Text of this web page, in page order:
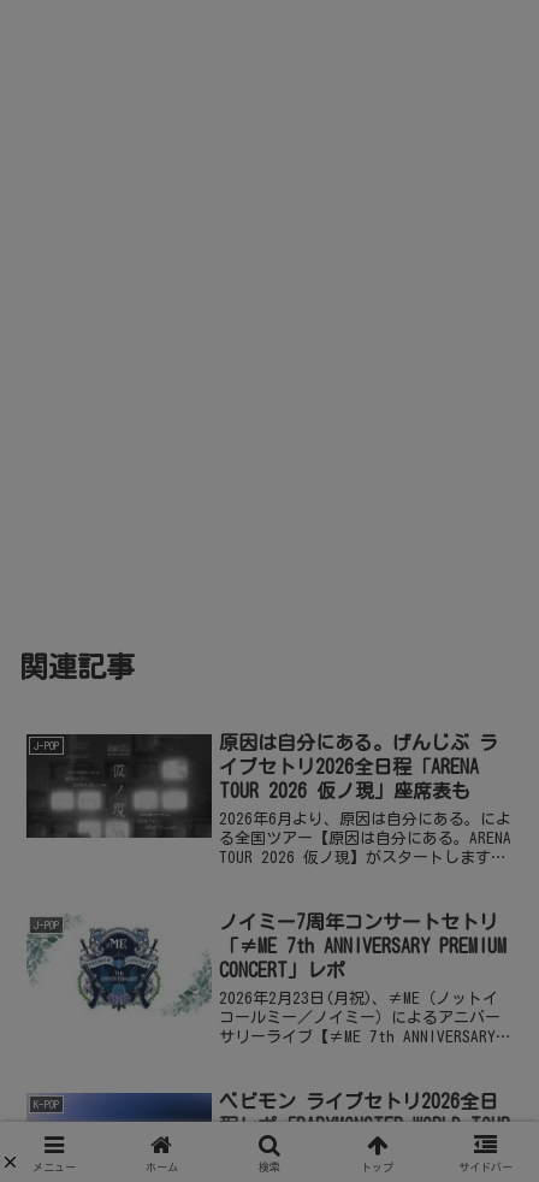
関連記事
J-POP
原因は自分にある。げんじぶ ラ
イブセトリ2026全日程「ARENA
TOUR 2026 仮ノ現」座席表も
2026年6月より、原因は自分にある。によ
る全国ツアー【原因は自分にある。ARENA
TOUR 2026 仮ノ現】がスタートします。
ある。による、初の全国アリーナツ...
J-POP
ノイミー7周年コンサートセトリ
「≠ME 7th ANNIVERSARY PREMIUM
CONCERT」レポ
2026年2月23日(月祝)、≠ME（ノットイ
コールミー／ノイミー）によるアニバー
サリーライブ【≠ME 7th ANNIVERSARY
ミー）は、元A...
K-POP
ベビモン ライブセトリ2026全日
程レポ「BABYMONSTER WORLD TOUR
[춤(CHOOM)] IN JAPAN」
メニュー ホーム 検索 トップ サイドバー